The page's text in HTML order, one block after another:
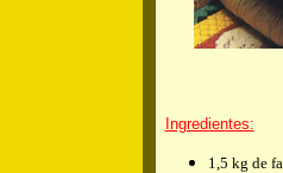
Ingredientes:
1,5 kg de